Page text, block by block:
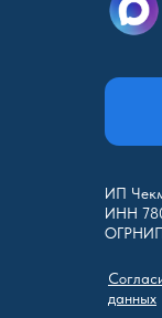
данных
ИП
ИНН
ОГРНИП